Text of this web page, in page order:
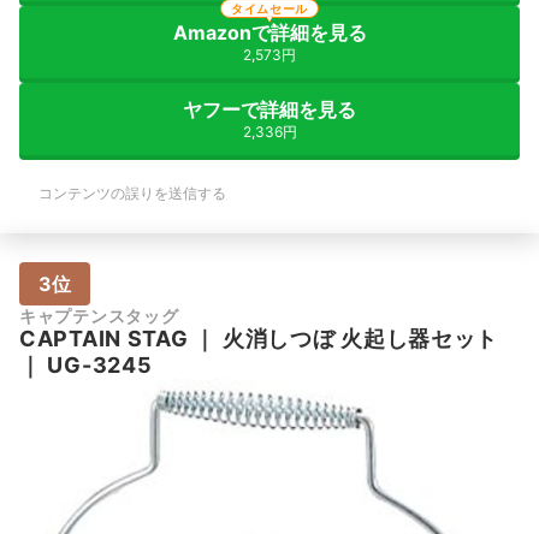
Amazonで詳細を見る
2,573円
タイムセール
ヤフーで詳細を見る
2,336円
コンテンツの誤りを送信する
3位
キャプテンスタッグ
CAPTAIN STAG
火消しつぼ 火起し器セット
UG-3245